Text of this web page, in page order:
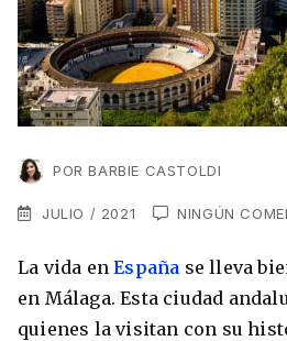
Working Holidays
Lo último sobre
Malta
Reino Unido
Suecia
China
Corea del Sur
Japón
VER TODAS LAS
Estudia un Máster de
Síguenos en las
Suscríbete a
newsletter
POR BARBIE CASTOLDI
JULIO / 2021 NINGÚN
La vida enEspaña se lleva
en Málaga. Esta ciudad
quienes la visitan con su